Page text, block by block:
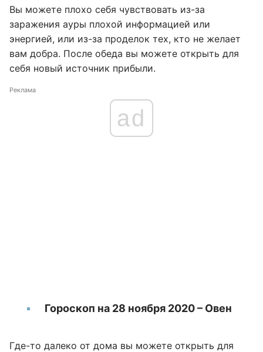
Вы можете плохо себя чувствовать из-за
заражения ауры плохой информацией или
энергией, или из-за проделок тех, кто не желает
вам добра. После обеда вы можете открыть для
себя новый источник прибыли.
Реклама
ad
Гороскоп на 28 ноября 2020 – Овен
Где-то далеко от дома вы можете открыть для